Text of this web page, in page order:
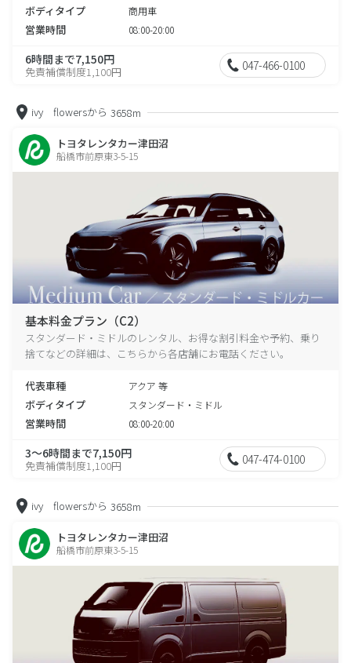
ボディタイプ 商用車
営業時間 08:00-20:00
6時間まで7,150円
免責補償制度1,100円 047-466-0100
ivy flowersから 3658m
トヨタレンタカー津田沼
船橋市前原東3-5-15
基本料金プラン（C2）
スタンダード・ミドルのレンタル、お得な割引料金や予約、乗り
捨てなどの詳細は、こちらから各店舗にお電話ください。
代表車種 アクア 等
ボディタイプ スタンダード・ミドル
営業時間 08:00-20:00
3～6時間まで7,150円
免責補償制度1,100円 047-474-0100
ivy flowersから 3658m
トヨタレンタカー津田沼
船橋市前原東3-5-15